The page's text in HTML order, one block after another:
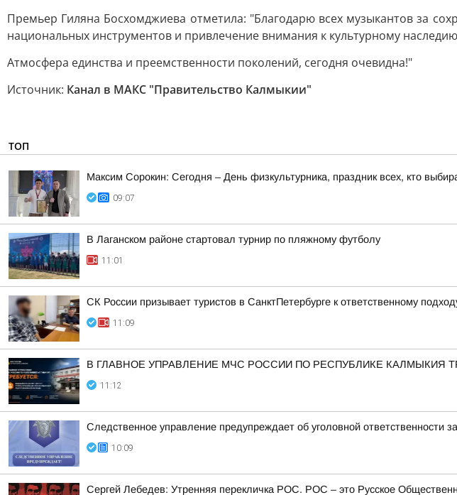
Премьер Гиляна Босхомджиева отметила: "Благодарю всех музыкантов за
национальных инструментов и привлечение внимания к культурному
Атмосфера единства и преемственности поколений, сегодня очевидна!"
Источник: Канал в МАКС "Правительство Калмыкии"
ТОП
Максим Сорокин: Сегодня – День физкультурника, праздник всех, кто
09:07
В Лаганском районе стартовал турнир по пляжному футболу
11:01
СК России призывает туристов в СанктПетербурге к ответственному
11:09
В ГЛАВНОЕ УПРАВЛЕНИЕ МЧС РОССИИ ПО РЕСПУБЛИКЕ КАЛМЫКИЯ
11:12
Следственное управление предупреждает об уголовной ответственности
10:09
Сергей Лебедев: Утренняя перекличка РОС. РОС – это Русское